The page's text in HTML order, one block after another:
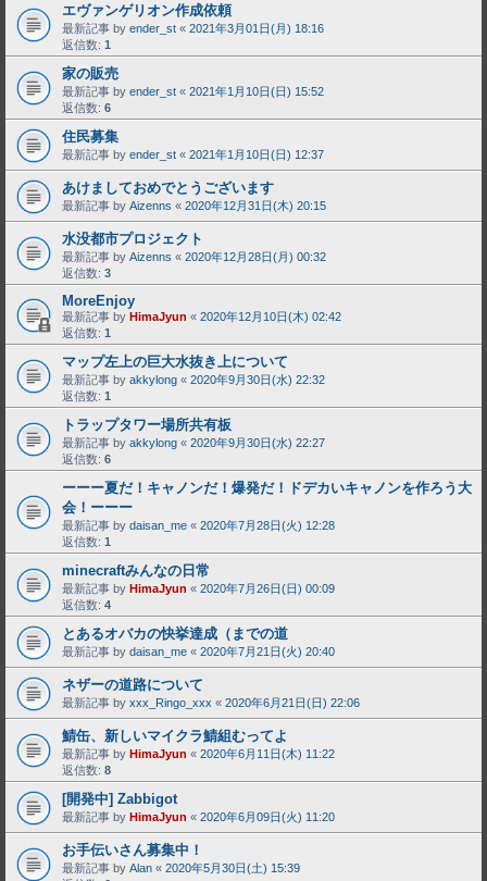
エヴァンゲリオン作成依頼
最新記事 by ender_st « 2021年3月01日(月) 18:16
返信数: 1
家の販売
最新記事 by ender_st « 2021年1月10日(日) 15:52
返信数: 6
住民募集
最新記事 by ender_st « 2021年1月10日(日) 12:37
あけましておめでとうございます
最新記事 by Aizenns « 2020年12月31日(木) 20:15
水没都市プロジェクト
最新記事 by Aizenns « 2020年12月28日(月) 00:32
返信数: 3
MoreEnjoy
最新記事 by HimaJyun « 2020年12月10日(木) 02:42
返信数: 1
マップ左上の巨大水抜き上について
最新記事 by akkylong « 2020年9月30日(水) 22:32
返信数: 1
トラップタワー場所共有板
最新記事 by akkylong « 2020年9月30日(水) 22:27
返信数: 6
ーーー夏だ！キャノンだ！爆発だ！ドデカいキャノンを作ろう大
会！ーーー
最新記事 by daisan_me « 2020年7月28日(火) 12:28
返信数: 1
minecraftみんなの日常
最新記事 by HimaJyun « 2020年7月26日(日) 00:09
返信数: 4
とあるオバカの快挙達成（までの道
最新記事 by daisan_me « 2020年7月21日(火) 20:40
ネザーの道路について
最新記事 by xxx_Ringo_xxx « 2020年6月21日(日) 22:06
鯖缶、新しいマイクラ鯖組むってよ
最新記事 by HimaJyun « 2020年6月11日(木) 11:22
返信数: 8
[開発中] Zabbigot
最新記事 by HimaJyun « 2020年6月09日(火) 11:20
お手伝いさん募集中！
最新記事 by Alan « 2020年5月30日(土) 15:39